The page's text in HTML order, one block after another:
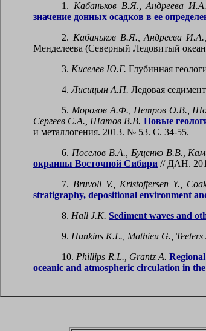
1. Кабаньков В.Я., Андреева
значение донных осадков в ее
2. Кабаньков В.Я., Андреева
Менделеева (Северный Ледовитый
3. Киселев Ю.Г. Глубинная
4.Лисицын А.П. Ледовая
5. Морозов А.Ф., Петров О.В.,
Сергеев С.А., Шатов В.В. Новые
и металлогения. 2013. № 53. С. 34-55.
6. Поселов В.А., Буценко В.В.,
окраины Восточной Сибири // ДАН.
7. Bruvoll V., Kristoffersen Y.,
stratigraphy, depositional environment
8. Hall J.K. Sediment waves and
9. Hunkins K.L., Mathieu G., Teeters
10. Phillips R.L., Grantz A.
oceanic and atmospheric circulation in